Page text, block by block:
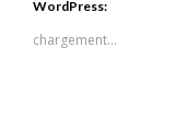
mail
un
ami(ouvre
WordPress:
chargement…